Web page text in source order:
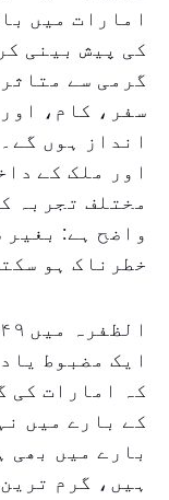
امارات میں
کی پیش بینی
گرمی سے
سفر، کام،
انداز ہوں
اور ملک کے
مختلف تجربہ
واضح ہے:
خطرناک ہو
ایک مضبوط
کہ امارات کی
کے بارے میں
بارے میں بھی
ہیں، گرم